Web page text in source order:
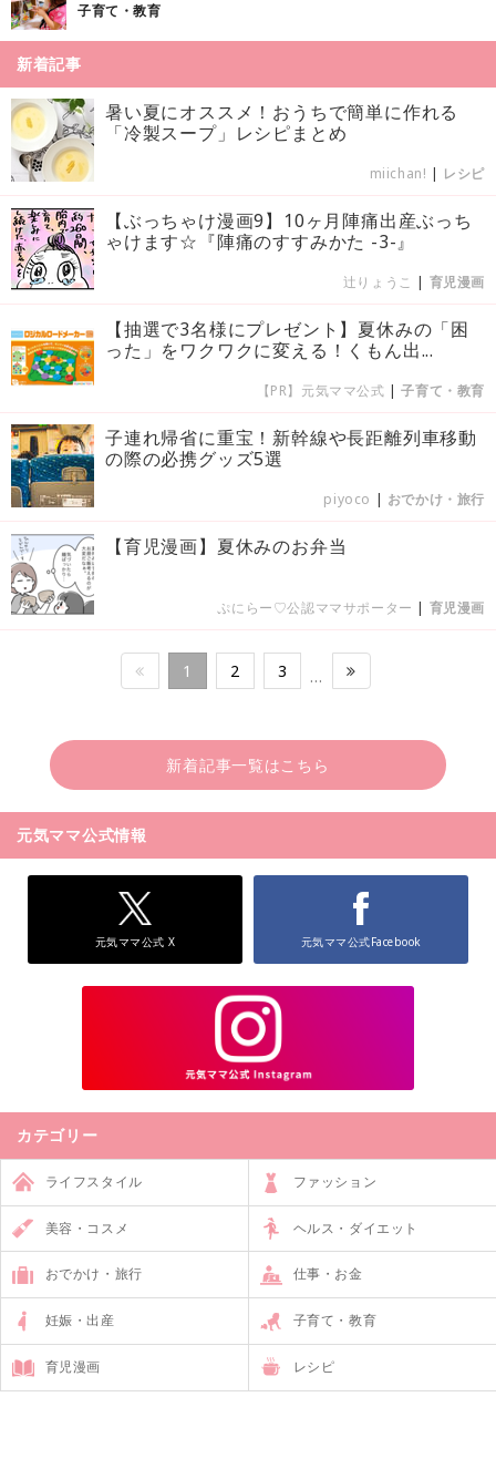
子育て・教育
新着記事
暑い夏にオススメ！おうちで簡単に作れる
「冷製スープ」レシピまとめ
miichan! | レシピ
【ぶっちゃけ漫画9】10ヶ月陣痛出産ぶっち
ゃけます☆『陣痛のすすみかた -3-』
辻りょうこ | 育児漫画
【抽選で3名様にプレゼント】夏休みの「困
った」をワクワクに変える！くもん出...
【PR】元気ママ公式 |子育て・教育
子連れ帰省に重宝！新幹線や長距離列車移動
の際の必携グッズ5選
piyoco | おでかけ・旅行
【育児漫画】夏休みのお弁当
ぷにらー♡公認ママサポーター | 育児漫画
1 2 3 …
新着記事一覧はこちら
元気ママ公式情報
元気ママ公式 X 元気ママ公式Facebook
カテゴリー
ライフスタイル ファッション
美容・コスメ ヘルス・ダイエット
おでかけ・旅行 仕事・お金
妊娠・出産 子育て・教育
育児漫画 レシピ